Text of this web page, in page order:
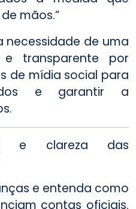
mãos.”
de uma
transparente por
de mídia social para
e garantir a
e clareza das
e entenda como
contas oficiais.